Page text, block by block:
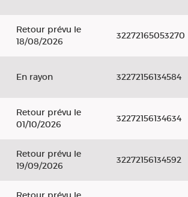
Retour prévu le
18/08/2026
32272165053270
En rayon 32272156134584
Retour prévu le
01/10/2026
32272156134634
Retour prévu le
19/09/2026
32272156134592